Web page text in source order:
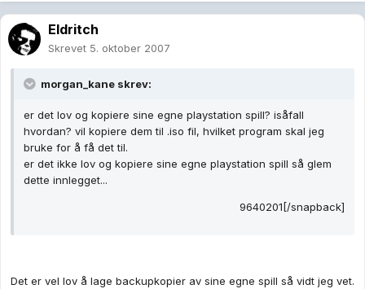
Eldritch
Skrevet 5. oktober 2007
morgan_kane skrev:
er det lov og kopiere sine egne playstation spill? isåfall
hvordan? vil kopiere dem til .iso fil, hvilket program skal jeg
bruke for å få det til.
er det ikke lov og kopiere sine egne playstation spill så glem
dette innlegget...
9640201[/snapback]
Det er vel lov å lage backupkopier av sine egne spill så vidt jeg vet.